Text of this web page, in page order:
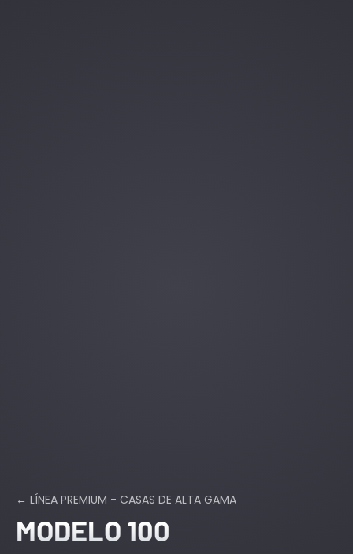
← LÍNEA PREMIUM - CASAS DE ALTA GAMA
MODELO 100